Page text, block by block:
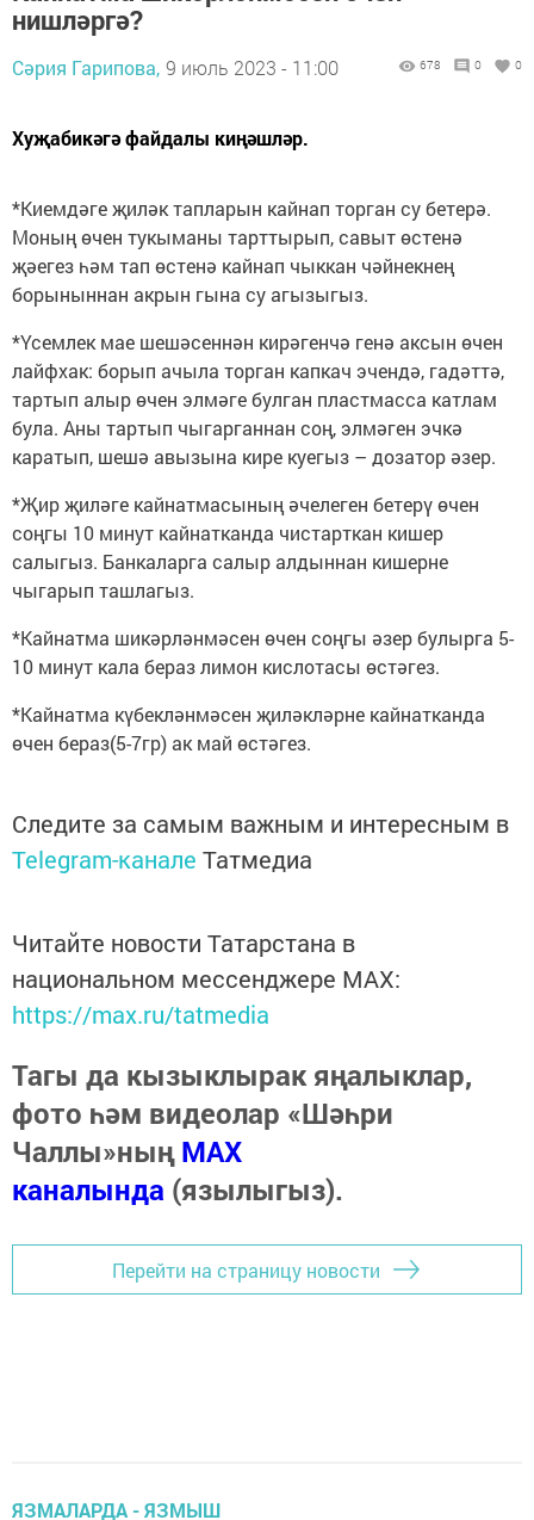
нишләргә?
Сәрия Гарипова, 9 июль 2023 - 11:00 678 0 0
Хуҗабикәгә файдалы киңәшләр.
*Киемдәге җиләк тапларын кайнап торган су бетерә.
Моның өчен тукыманы тарттырып, савыт өстенә
җәегез һәм тап өстенә кайнап чыккан чәйнекнең
борыныннан акрын гына су агызыгыз.
*Үсемлек мае шешәсеннән кирәгенчә генә аксын өчен
лайфхак: борып ачыла торган капкач эчендә, гадәттә,
тартып алыр өчен элмәге булган пластмасса катлам
була. Аны тартып чыгарганнан соң, элмәген эчкә
каратып, шешә авызына кире куегыз – дозатор әзер.
*Җир җиләге кайнатмасының әчелеген бетерү өчен
соңгы 10 минут кайнатканда чистарткан кишер
салыгыз. Банкаларга салыр алдыннан кишерне
чыгарып ташлагыз.
*Кайнатма шикәрләнмәсен өчен соңгы әзер булырга 5-
10 минут кала бераз лимон кислотасы өстәгез.
*Кайнатма күбекләнмәсен җиләкләрне кайнатканда
өчен бераз(5-7гр) ак май өстәгез.
Следите за самым важным и интересным в
Telegram-канале Татмедиа
Читайте новости Татарстана в
национальном мессенджере MАХ:
https://max.ru/tatmedia
Тагы да кызыклырак яңалыклар,
фото һәм видеолар «Шәһри
Чаллы»ныңMAX
каналында (язылыгыз).
Перейти на страницу новости
ЯЗМАЛАРДА - ЯЗМЫШ